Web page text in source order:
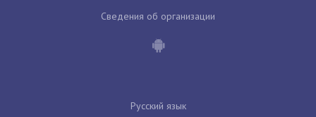
Сведения об организации
Русский язык